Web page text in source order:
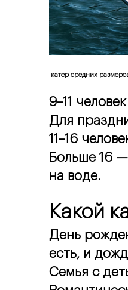
катер средних
9–11
Для
11–16
Больше 16
на воде.
Какой
День
есть, и
Семья с